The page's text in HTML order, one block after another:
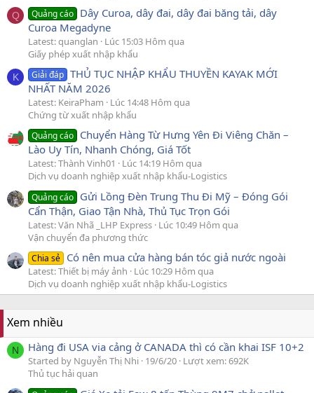
Q Quảng cáo Dây Curoa, dây đai, dây đai băng tải, dây
Curoa Megadyne
Latest: quanglan
Lúc 15:03 Hôm qua
Giấy phép xuất nhập khẩu
K Giải đáp THỦ TỤC NHẬP KHẨU THUYỀN KAYAK MỚI
NHẤT NĂM 2026
Latest: KeiraPham
Lúc 14:48 Hôm qua
Chứng từ xuất nhập khẩu
Quảng cáo Chuyển Hàng Từ Hưng Yên Đi Viêng Chăn –
Lào Uy Tín, Nhanh Chóng, Giá Tốt
Latest: Thành Vinh01
Lúc 14:19 Hôm qua
Dịch vụ doanh nghiệp xuất nhập khẩu-Logistics
Quảng cáo Gửi Lồng Đèn Trung Thu Đi Mỹ – Đóng Gói
Cẩn Thận, Giao Tận Nhà, Thủ Tục Trọn Gói
Latest: Văn Nhã _LHP Express Lúc 10:49 Hôm qua
Vận chuyển đa phương thức
Chia sẻ Có nên mua cửa hàng bán tóc giả nước ngoài
Latest: Thiết bị máy ảnh
Lúc 10:29 Hôm qua
Dịch vụ doanh nghiệp xuất nhập khẩu-Logistics
Xem nhiều
N Hàng đi USA via cảng ở CANADA thì có cần khai ISF 10+2
Started by Nguyễn Thị Nhi 19/6/20 Lượt xem: 692K
Thủ tục hải quan